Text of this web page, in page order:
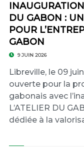
DU GABON :
POUR
GABON
9 JUIN 2026
Libreville, le 09
ouverte pour la
gabonais avec
L’ATELIER DU
dédiée à la